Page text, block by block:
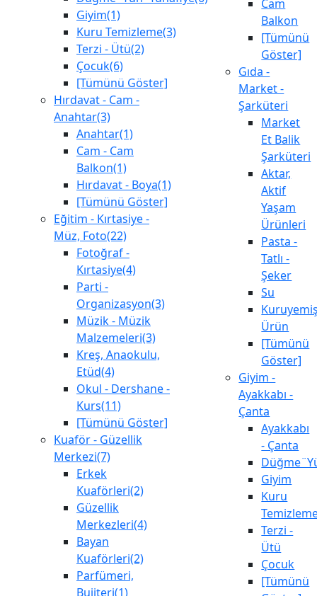
Giyim(1)
Kuru Temizleme(3)
Terzi - Ütü(2)
Çocuk(6)
[Tümünü Göster]
Hırdavat - Cam -
Anahtar(3)
Anahtar(1)
Cam - Cam
Balkon(1)
Hırdavat - Boya(1)
[Tümünü Göster]
Eğitim - Kırtasiye -
Müz, Foto(22)
Fotoğraf -
Kırtasiye(4)
Parti -
Organizasyon(3)
Müzik - Müzik
Malzemeleri(3)
Kreş, Anaokulu,
Etüd(4)
Okul - Dershane -
Kurs(11)
[Tümünü Göster]
Kuaför - Güzellik
Merkezi(7)
Erkek
Kuaförleri(2)
Güzellik
Merkezleri(4)
Bayan
Kuaförleri(2)
Parfümeri,
Bujiteri(1)
Cam
Balkon
[Tümünü
Göster]
Gıda -
Market -
Şarküteri
Market
Et Balik
Şarküteri
Aktar,
Aktif
Yaşam
Ürünleri
Pasta -
Tatlı -
Şeker
Su
Ürün
[Tümünü
Göster]
Giyim -
Ayakkabı -
Çanta
Ayakkabı
- Çanta
Giyim
Kuru
Terzi -
Ütü
Çocuk
[Tümünü